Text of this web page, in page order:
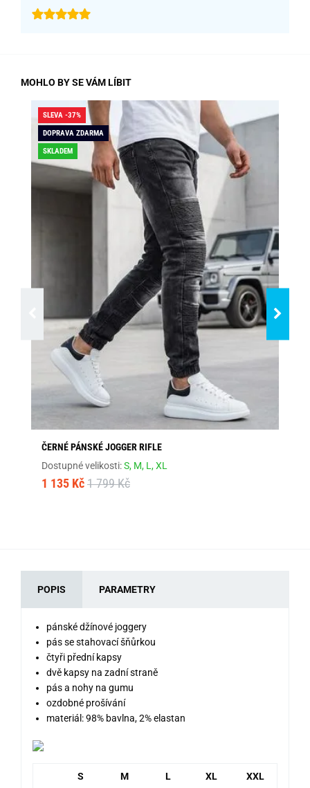
MOHLO BY SE VÁM LÍBIT
SLEVA -37%
DOPRAVA ZDARMA
SKLADEM
ČERNÉ PÁNSKÉ JOGGER RIFLE
Dostupné velikosti:S, M, L,XL
1 135 Kč 1 799 Kč
POPIS PARAMETRY
pánské džínové joggery
pás se stahovací šňůrkou
čtyři přední kapsy
dvě kapsy na zadní straně
pás a nohy na gumu
ozdobné prošívání
materiál: 98% bavlna, 2% elastan
S M L XL XXL